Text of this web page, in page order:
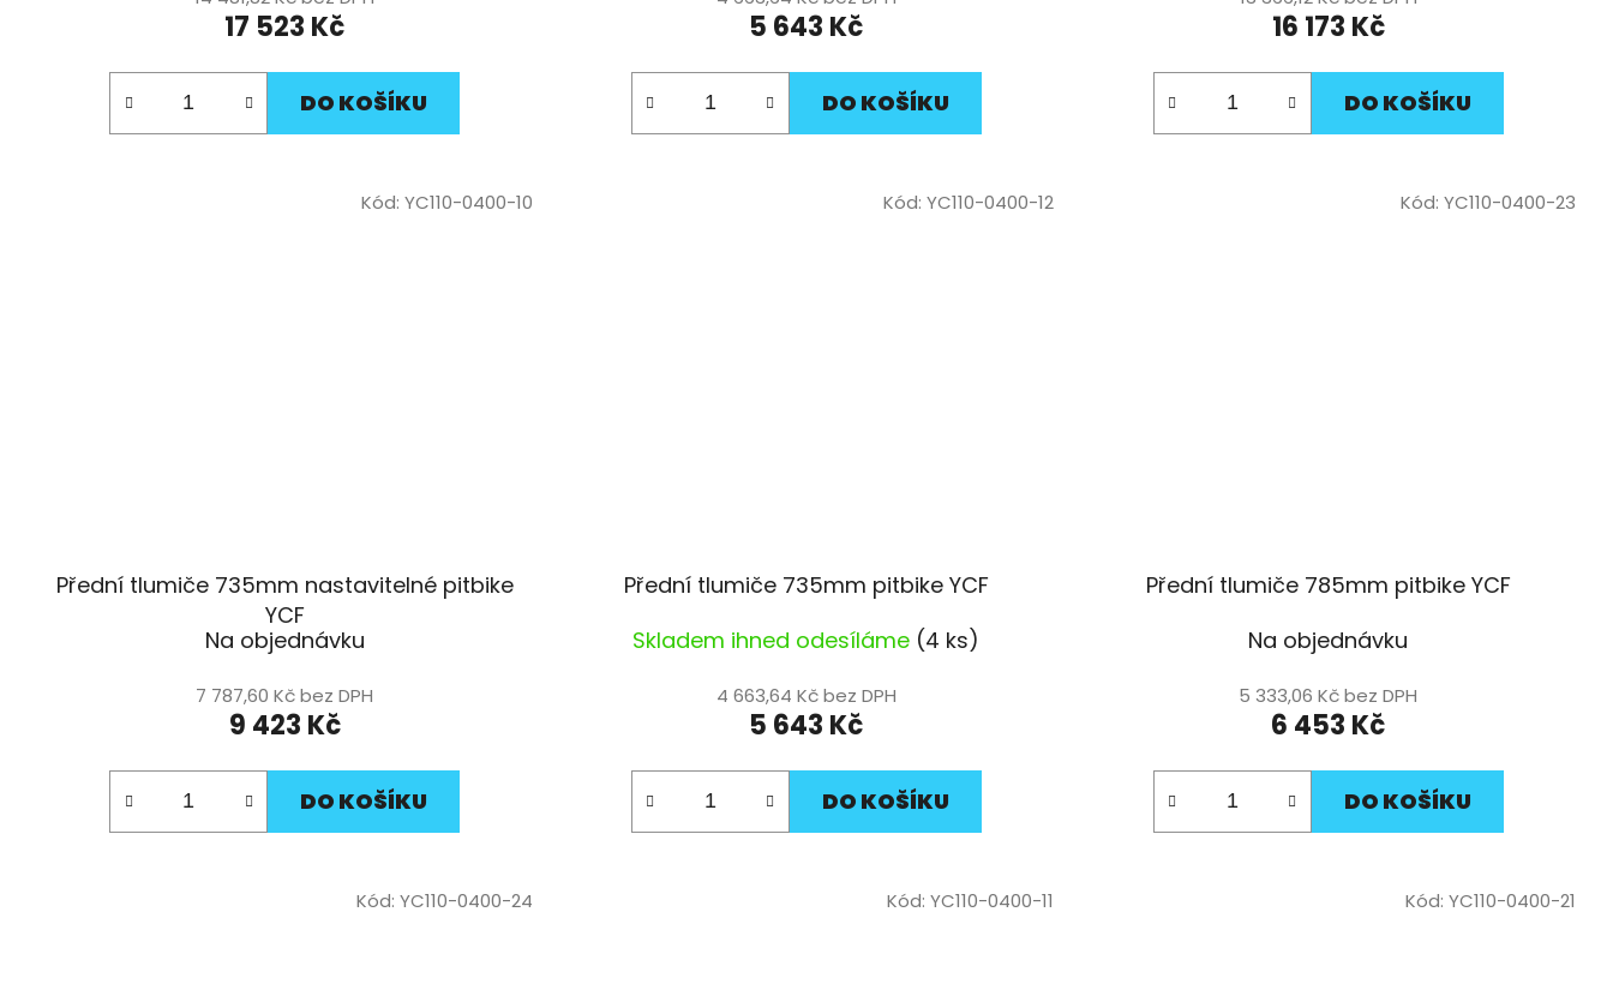
17 523 Kč
DO KOŠÍKU
5 643 Kč
DO KOŠÍKU
16 173 Kč
DO KOŠÍKU
Přední tlumiče 735mm nastavitelné pitbike
YCF
Na objednávku
7 787,60 Kč bez DPH
9 423 Kč
DO KOŠÍKU
Kód: YC110-0400-10
Přední tlumiče 735mm pitbike YCF
Skladem ihned odesíláme (4 ks)
4 663,64 Kč bez DPH
5 643 Kč
DO KOŠÍKU
Kód:YC110-0400-12
Přední tlumiče 785mm pitbike YCF
Na objednávku
5 333,06 Kč bez DPH
6 453 Kč
DO KOŠÍKU
Kód: YC110-0400-23
Kód: YC110-0400-24 Kód:YC110-0400-11 Kód: YC110-0400-21